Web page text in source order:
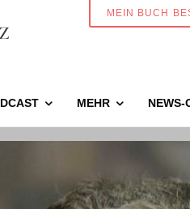
MEIN BUCH
MEHR NEWS-